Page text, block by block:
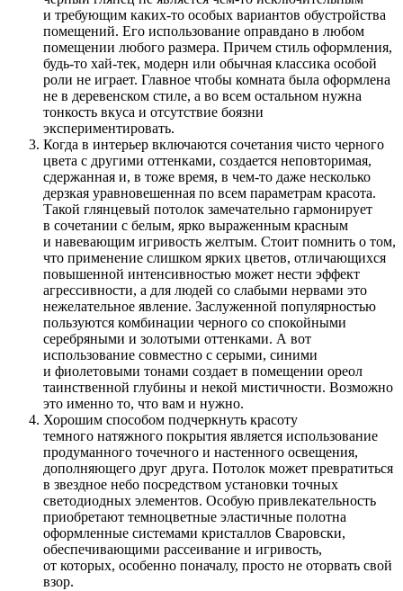
и требующим каких-то особых вариантов обустройства
помещений. Его использование оправдано в любом
помещении любого размера. Причем стиль оформления,
будь-то хай-тек, модерн или обычная классика особой
роли не играет. Главное чтобы комната была оформлена
не в деревенском стиле, а во всем остальном нужна
тонкость вкуса и отсутствие боязни
экспериментировать.
Когда в интерьер включаются сочетания чисто черного
цвета с другими оттенками, создается неповторимая,
сдержанная и, в тоже время, в чем-то даже несколько
дерзкая уравновешенная по всем параметрам красота.
Такой глянцевый потолок замечательно гармонирует
в сочетании с белым, ярко выраженным красным
и навевающим игривость желтым. Стоит помнить о том,
что применение слишком ярких цветов, отличающихся
повышенной интенсивностью может нести эффект
агрессивности, а для людей со слабыми нервами это
нежелательное явление. Заслуженной популярностью
пользуются комбинации черного со спокойными
серебряными и золотыми оттенками. А вот
использование совместно с серыми, синими
и фиолетовыми тонами создает в помещении ореол
таинственной глубины и некой мистичности. Возможно
это именно то, что вам и нужно.
Хорошим способом подчеркнуть красоту
темного натяжного покрытия является использование
продуманного точечного и настенного освещения,
дополняющего друг друга. Потолок может превратиться
в звездное небо посредством установки точных
светодиодных элементов. Особую привлекательность
приобретают темноцветные эластичные полотна
оформленные системами кристаллов Сваровски,
обеспечивающими рассеивание и игривость,
от которых, особенно поначалу, просто не оторвать свой
взор.